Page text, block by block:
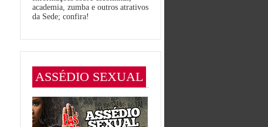
academia, zumba e outros atrativos
da Sede; confira!
ASSÉDIO SEXUAL